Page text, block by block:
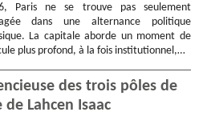
Paris ne se trouve pas seulement
dans une alternance politique
La capitale aborde un moment de
plus profond, à la fois institutionnel,…
des trois pôles de
Lahcen Isaac